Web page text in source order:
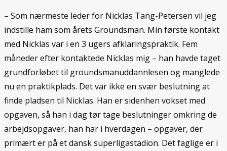
– Som nærmeste leder for Nicklas Tang-Petersen vil jeg
indstille ham som årets Groundsman. Min første kontakt
med Nicklas var i en 3 ugers afklaringspraktik. Fem
måneder efter kontaktede Nicklas mig – han havde taget
grundforløbet til groundsmanuddannlesen og manglede
nu en praktikplads. Det var ikke en svær beslutning at
finde pladsen til Nicklas. Han er sidenhen vokset med
opgaven, så han i dag tør tage beslutninger omkring de
arbejdsopgaver, han har i hverdagen – opgaver, der
primært er på et dansk superligastadion. Det faglige er i